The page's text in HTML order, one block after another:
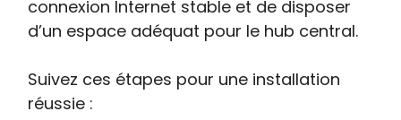
connexion Internet stable et de disposer
d’un espace adéquat pour le hub central.
Suivez ces étapes pour une installation
réussie :